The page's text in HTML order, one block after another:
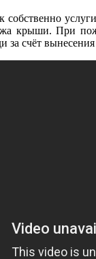
крыши. При
за счёт